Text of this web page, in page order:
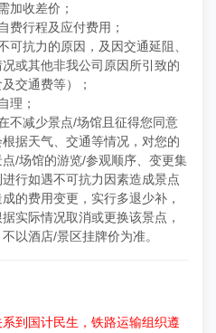
加收差价；
费行程及应付费用；
可抗力的原因，及因交通延阻、
或其他非我公司原因所引致的
交通费等）；
理；
不减少景点/场馆且征得您同意
据天气、交通等情况，对您的
/场馆的游览/参观顺序、变更集
行如遇不可抗力因素造成景点
的费用变更，实行多退少补，
实际情况取消或更换该景点，
以酒店/景区挂牌价为准。
到国计民生，铁路运输组织遵